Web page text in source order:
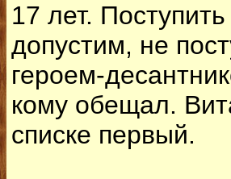
17 лет.
допустим, не
героем-
кому обещал.
списке первый.